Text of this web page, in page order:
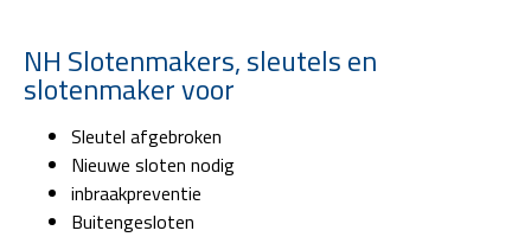
NH Slotenmakers, sleutels en
slotenmaker voor
Sleutel afgebroken
Nieuwe sloten nodig
inbraakpreventie
Buitengesloten